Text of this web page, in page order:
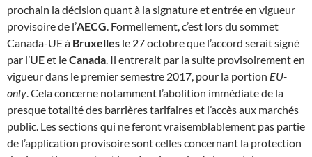
prochain la décision quant à la signature et entrée en vigueur
provisoire de l’AECG. Formellement, c’est lors du sommet
Canada-UE à Bruxelles le 27 octobre que l’accord serait signé
par l’UEet leCanada. Il entrerait par la suite provisoirement en
vigueur dans le premier semestre 2017, pour la portion EU-
only. Cela concerne notamment l’abolition immédiate de la
presque totalité des barrières tarifaires et l’accès aux marchés
public. Les sections qui ne feront vraisemblablement pas partie
de l’application provisoire sont celles concernant la protection